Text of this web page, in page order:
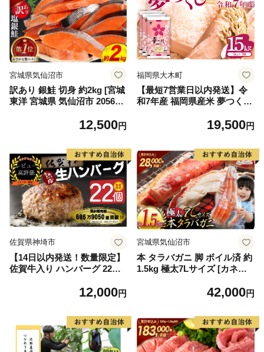
宮城県気仙沼市
訳あり 銀鮭 切身 約2kg [宮城
東洋 宮城県 気仙沼市 205649
格外 不揃い さけ サケ 鮭切身
切り身 魚 わけあり
12,500円
福岡県大木町
【最短7営業日以内発送】令
和7年産 福岡県産米 夢つくし
19,500円
佐賀県神埼市
【14日以内発送！数量限定】
佐賀牛入り ハンバーグ 22個
毛和牛 ブランド牛 九州 ハン
(H083106)
12,000円
宮城県気仙沼市
本 タラバガニ 脚 ボイル済 約
1.5kg 極太7Lサイズ [カネダ
6] カニ かに 蟹 たらばがに た
42,000円